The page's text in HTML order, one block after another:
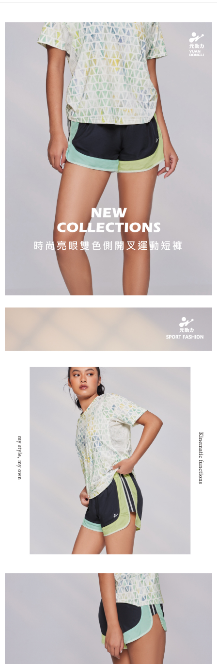
消。如遇「轉專審核」未通過狀況，表示未達大哥付你分期系統評分，恕無
法說明評估內容。
【繳款方式說明】
1.分期款項不併入電信帳單，「大哥付你分期」於每月結算日後寄送繳費提
2.透過簡訊連結打開帳單後，可選擇「超商條碼／台灣大直營門市／銀行轉
帳／街口支付／iPASS MONEY」等通路繳費。
【注意事項】
1.本服務係由「台灣大哥大股份有限公司」（以下簡稱本公司）所提供，讓
用戶於交易時，得透過本服務購買商品或服務，並由商店將買賣／分期付款
買賣價金債權讓與本公司後，依約使用本公司帳單繳交帳款。
2.基於同意付款使用「大哥付你分期」之契約關係目的，商店將以您的個人
資料（包含姓名、電話或地址）提供予台灣大哥大進項蒐集、處理及利用，
由本公司與您本人進行分期帳單所需資料之確認、核對及更正。
3.完整用戶服務條款，請詳閱以下連結：
https://oppay.tw/userRule
１．簡單：不需註冊會員、不需綁卡、不需儲值。
２．便利：只要手機號碼，簡訊認證，即可結帳。
３．安心：先確認商品／服務後，再付款。
【「AFTEE先享後付」結帳流程】
１．於結帳方式選擇「AFTEE先享後付」後，將跳轉至「AFTEE先享後付」
結帳頁面，進行簡訊認證並確認金額後，即可完成結帳。
２．訂單成立數日內，您將收到繳費通知簡訊。
３．收到繳費通知簡訊後14天內，點擊此簡訊中的連結，可透過四大超商／
ATM／網路銀行／等多元方式進行付款，方視為交易完成。
※ 請注意：結帳手續完成當下不需立刻繳費，但若您需要取消訂單，請聯絡
購買商品的店家。未經商家同意取消之訂單仍視為有效，需透過AFTEE先享
後付繳納相關費用。
※ 交易是否成功請以「AFTEE先享後付 」之結帳頁面顯示為準，若有關於
是否繳費成功／繳費後需取消欲退款等相關疑問，請聯繫「AFTEE先享後付
客戶支援中心」
https://netprotections.freshdesk.com/support/home
１．透過由恩沛科技股份有限公司提供之「AFTEE先享後付」服務完成之交
易，需依本服務之必要範圍內提供個人資料，並將交易相關給付款項請求債
權轉讓予恩沛科技股份有限公司。
２．關於個人資料處理事宜，請瀏覽以下網址：
https://aftee.tw/terms/#terms3
３．未成年的使用者請事先徵得法定代理人或監護人之同意方可使用
「AFTEE先享後付」，若未經同意申辦者引起之損失，本公司不負相關責
４．使用「AFTEE先享後付」時，將依據個別帳號之用戶狀況，依本公司即
時審查核予不同之上限額度；若仍有額度不足之情形，本公司將視審查結果
請求用戶進行身份認證。
５．嚴禁一人註冊多個帳號或使用他人資訊註冊。若發現惡意使用之情形，
恩沛科技股份有限公司將有權停止該用戶之使用額度並採取法律行動。
全家取貨付款
每筆NT$120，滿NT$2,500(含以上)免運費
付款後全家取貨
每筆NT$120，滿NT$2,500(含以上)免運費
每筆NT$120，滿NT$2,500(含以上)免運費
付款後萊爾富取貨
每筆NT$120，滿NT$2,500(含以上)免運費
7-11取貨付款
每筆NT$120，滿NT$2,500(含以上)免運費
每筆NT$120，滿NT$2,500(含以上)免運費
每筆NT$120，滿NT$2,500(含以上)免運費
宅配離島
每筆NT$120，滿NT$2,500(含以上)免運費